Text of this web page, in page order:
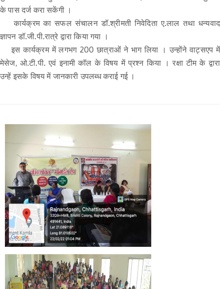
के पास दर्ज करा सकेंगी ।
कार्यक्रम का सफल संचालन डॉ.श्रीमती निवेदिता ए.लाल तथा धन्यवाद
ज्ञापन डॉ.जी.पी.रात्रे द्वारा किया गया ।
इस कार्यक्रम में लगभग 200 छात्राओं ने भाग लिया । उन्होंने वाट्सएप में
मेसेज, ओ.टी.पी. एवं इनामी कॉल के विषय में प्रश्न किया । रक्षा टीम के द्वारा
उन्हें इसके विषय में जानकारी उपलब्ध कराई गई ।